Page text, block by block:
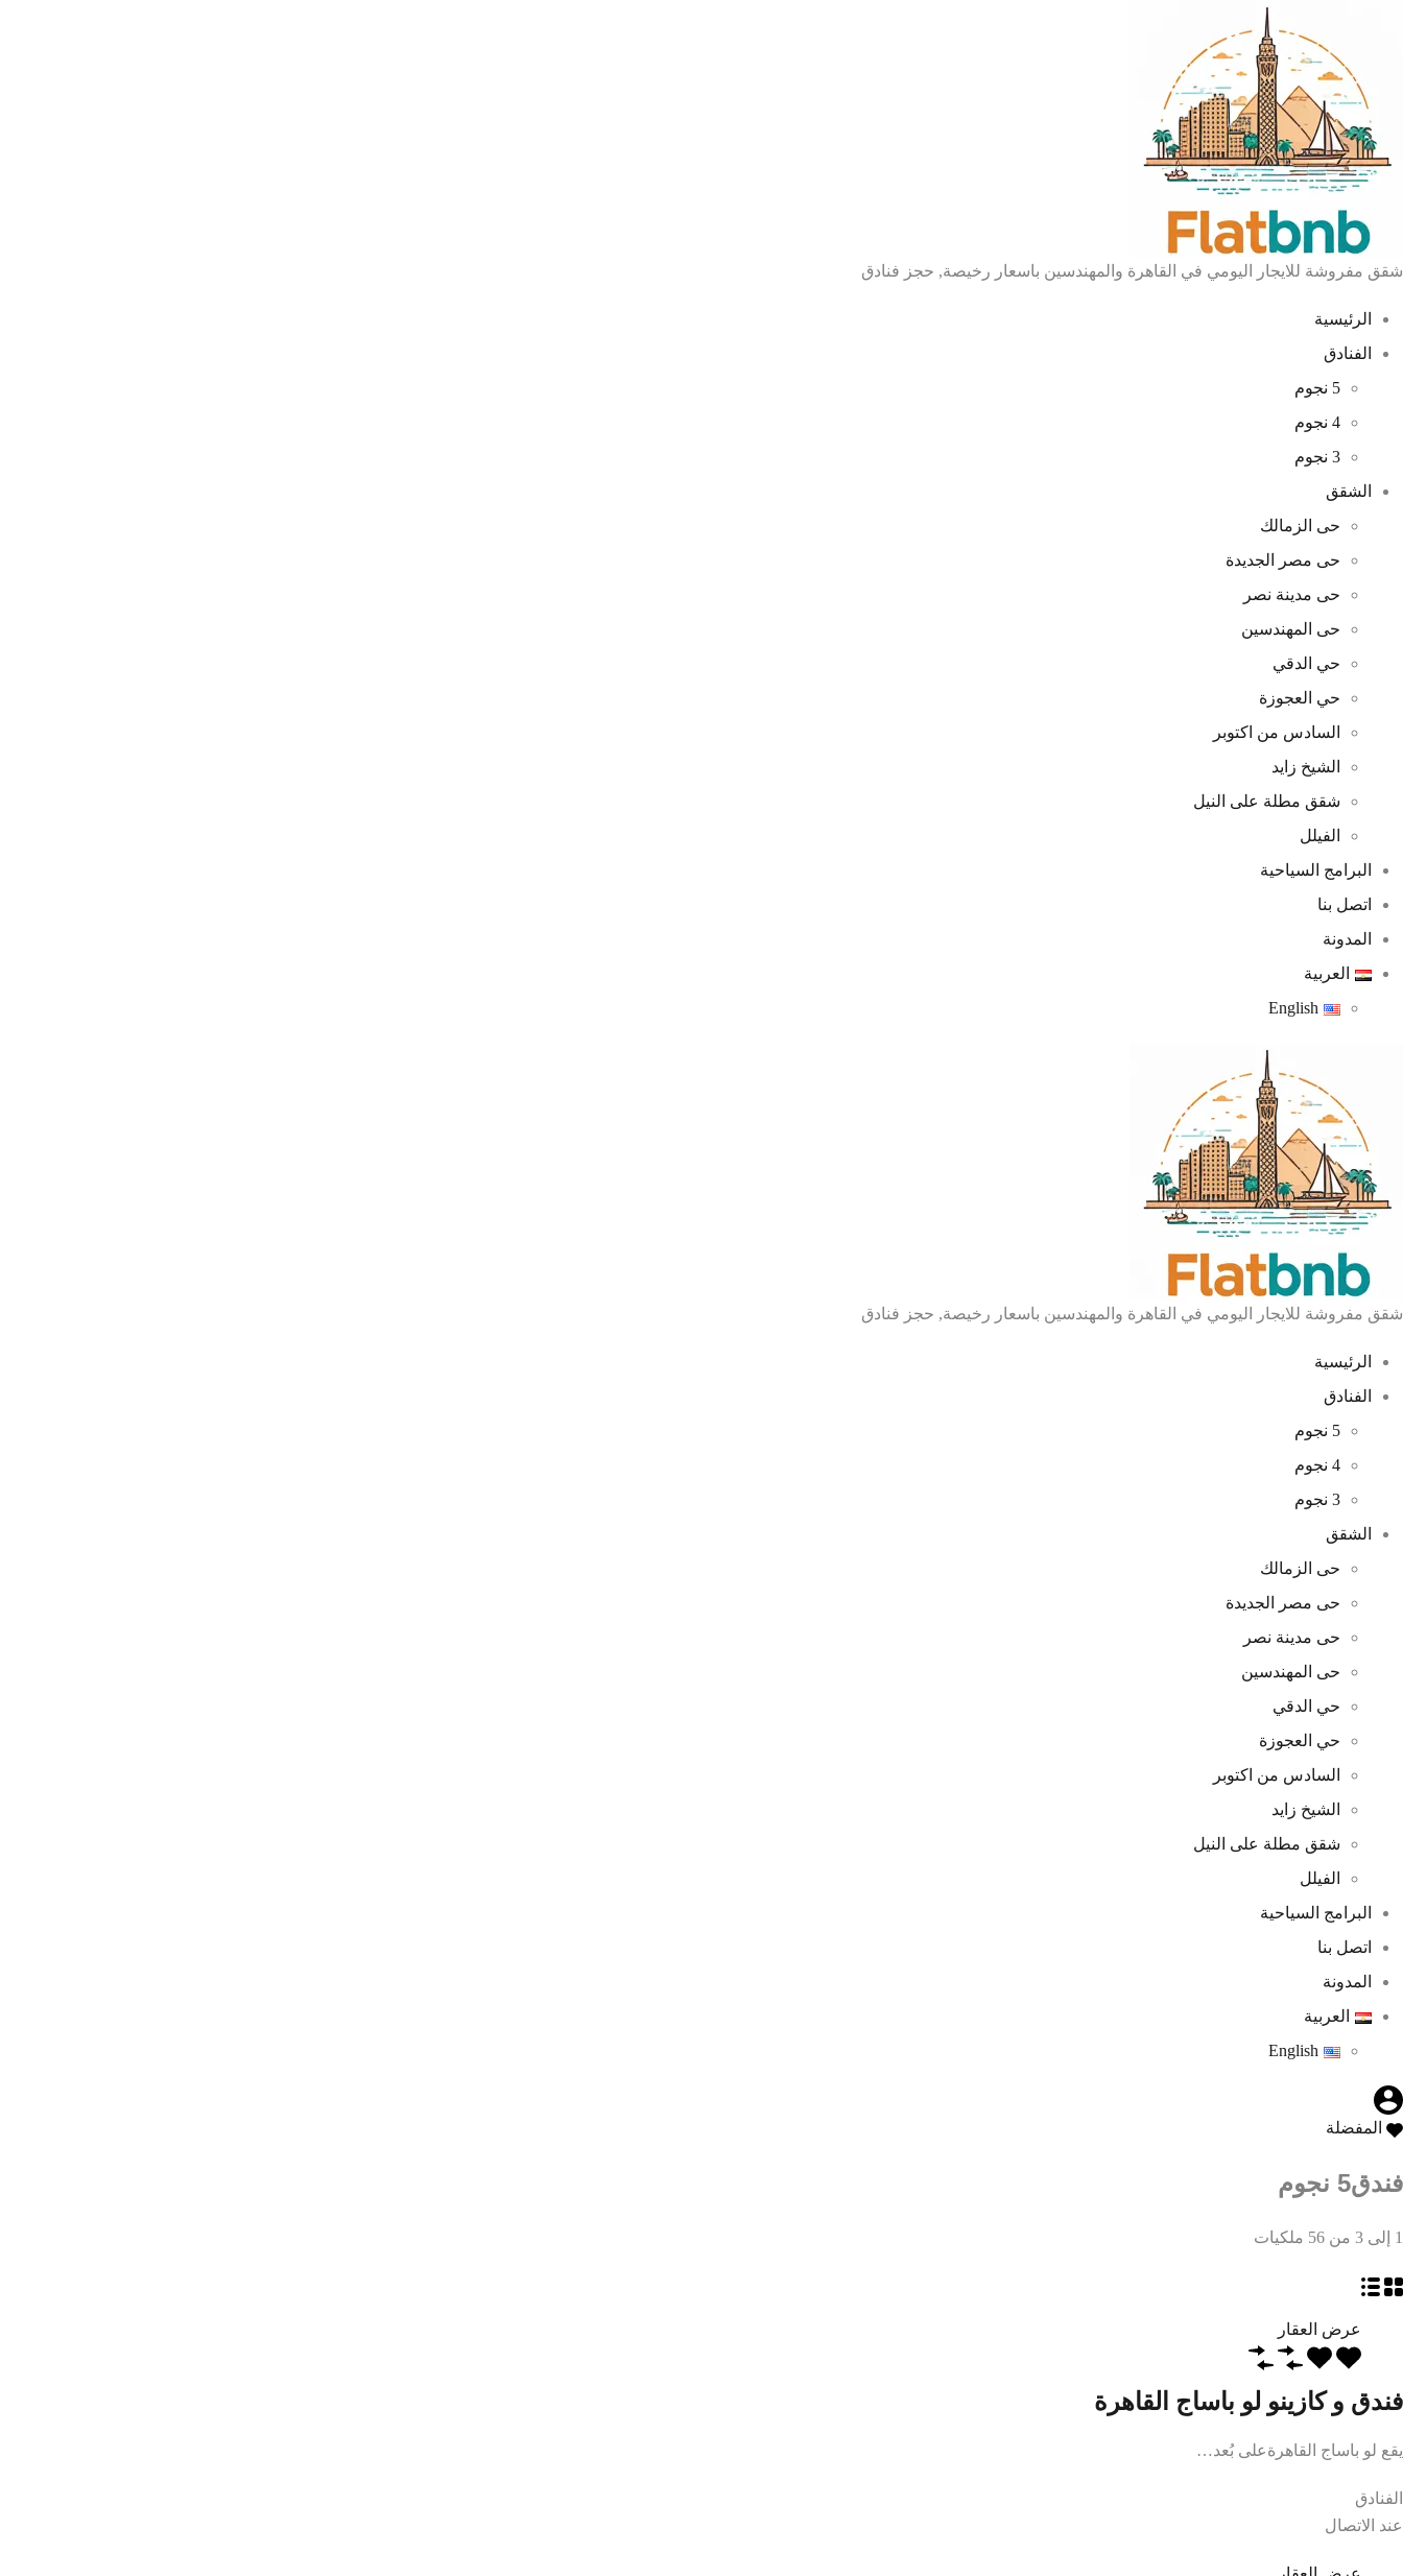
شقق مفروشة للايجار اليومي في القاهرة والمهندسين باسعار رخيصة, حجز فنادق
الرئيسية
الفنادق
5 نجوم
4 نجوم
3 نجوم
الشقق
حى الزمالك
حى مصر الجديدة
حى مدينة نصر
حى المهندسين
حي الدقي
حي العجوزة
السادس من اكتوبر
الشيخ زايد
شقق مطلة على النيل
الفيلل
البرامج السياحية
اتصل بنا
المدونة
العربية
English
شقق مفروشة للايجار اليومي في القاهرة والمهندسين باسعار رخيصة, حجز فنادق
الرئيسية
الفنادق
5 نجوم
4 نجوم
3 نجوم
الشقق
حى الزمالك
حى مصر الجديدة
حى مدينة نصر
حى المهندسين
حي الدقي
حي العجوزة
السادس من اكتوبر
الشيخ زايد
شقق مطلة على النيل
الفيلل
البرامج السياحية
اتصل بنا
المدونة
العربية
English
المفضلة
فندق5 نجوم
1 إلى 3 من 56 ملكيات
عرض العقار
فندق و كازينو لو باساج القاهرة
يقع لو باساج القاهرةعلى بُعد…
الفنادق
عند الاتصال